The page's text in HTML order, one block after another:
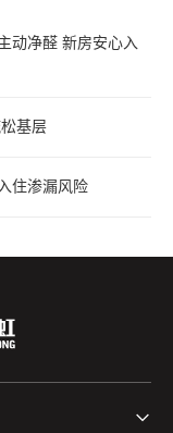
动净醛 新房安心入
基层
住渗漏风险